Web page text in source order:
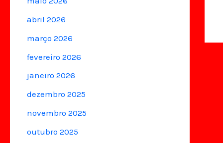
abril 2026
março 2026
fevereiro 2026
janeiro 2026
dezembro 2025
novembro 2025
outubro 2025